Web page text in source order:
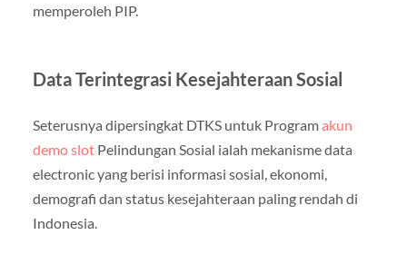
memperoleh PIP.
Data Terintegrasi Kesejahteraan Sosial
Seterusnya dipersingkat DTKS untuk Programakun
demo slotPelindungan Sosial ialah mekanisme data
electronic yang berisi informasi sosial, ekonomi,
demografi dan status kesejahteraan paling rendah di
Indonesia.